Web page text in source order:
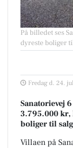
På billedet ses
dyreste boliger
Fredag d. 24.
Sanatorievej
3.795.000 kr,
boliger til
Villaen på